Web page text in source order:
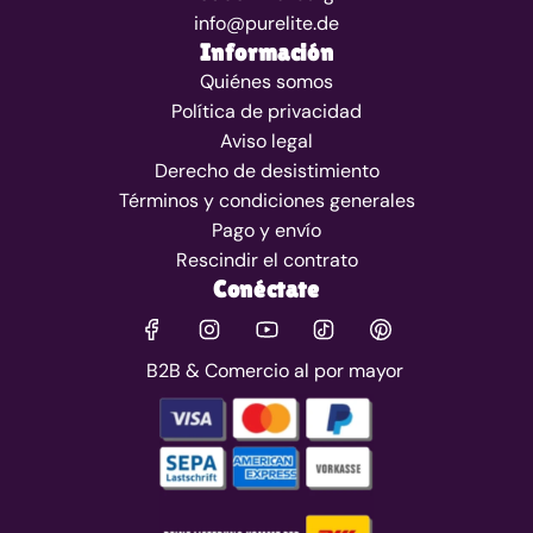
info@purelite.de
Información
Quiénes somos
Política de privacidad
Aviso legal
Derecho de desistimiento
Términos y condiciones generales
Pago y envío
Rescindir el contrato
Conéctate
B2B & Comercio al por mayor